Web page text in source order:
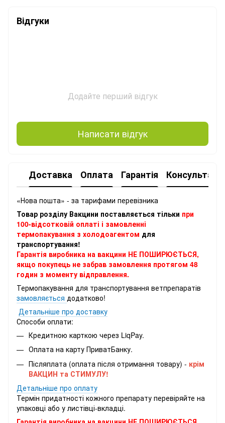
Відгуки
Додайте перший відгук
Написати відгук
Доставка Оплата Гарантія Консультація
«Нова пошта» - за тарифами перевізника
Товар розділу Вакцини поставляється тільки при
100-відсотковій оплаті і замовленні
термопакування з холодоагентом для
транспортування!
Гарантія виробника на вакцини НЕ ПОШИРЮЄТЬСЯ,
якщо покупець не забрав замовлення протягом 48
годин з моменту відправлення.
Термопакування для транспортування ветпрепаратів
замовляється додатково!
Детальніше про доставку
Способи оплати:
Кредитною карткою через LiqPay.
Оплата на карту ПриватБанку.
Післяплата (оплата після отримання товару) - крім
ВАКЦИН та СТИМУЛУ!
Детальніше про оплату
Термін придатності кожного препарату перевіряйте на
упаковці або у листівці-вкладці.